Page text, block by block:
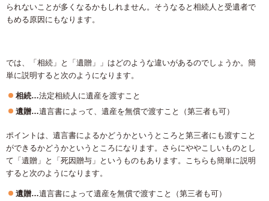
られないことが多くなるかもしれません。そうなると相続人と受遺者で
もめる原因にもなります。
では、「相続」と「遺贈」」はどのような違いがあるのでしょうか。簡
単に説明すると次のようになります。
相続…法定相続人に遺産を渡すこと
遺贈…遺言書によって、遺産を無償で渡すこと（第三者も可）
ポイントは、遺言書によるかどうかというところと第三者にも渡すこと
ができるかどうかというところになります。さらにややこしいものとし
て「遺贈」と「死因贈与」というものもあります。こちらも簡単に説明
すると次のようになります。
遺贈…遺言書によって遺産を無償で渡すこと（第三者も可）